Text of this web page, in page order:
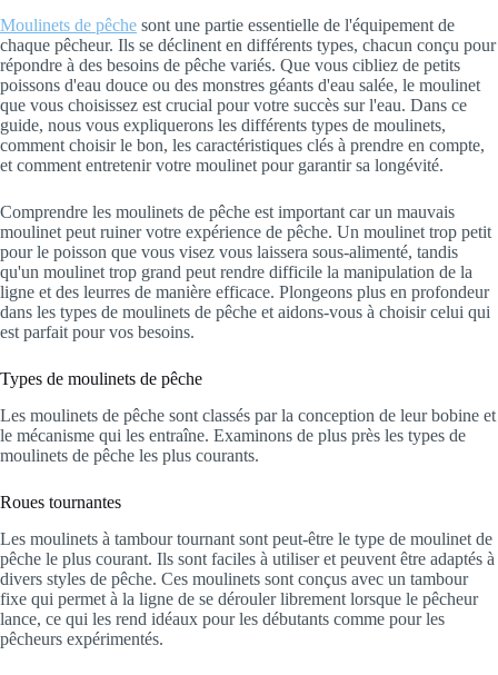
Moulinets de pêche sont une partie essentielle de l'équipement de
chaque pêcheur. Ils se déclinent en différents types, chacun conçu pour
répondre à des besoins de pêche variés. Que vous cibliez de petits
poissons d'eau douce ou des monstres géants d'eau salée, le moulinet
que vous choisissez est crucial pour votre succès sur l'eau. Dans ce
guide, nous vous expliquerons les différents types de moulinets,
comment choisir le bon, les caractéristiques clés à prendre en compte,
et comment entretenir votre moulinet pour garantir sa longévité.
Comprendre les moulinets de pêche est important car un mauvais
moulinet peut ruiner votre expérience de pêche. Un moulinet trop petit
pour le poisson que vous visez vous laissera sous-alimenté, tandis
qu'un moulinet trop grand peut rendre difficile la manipulation de la
ligne et des leurres de manière efficace. Plongeons plus en profondeur
dans les types de moulinets de pêche et aidons-vous à choisir celui qui
est parfait pour vos besoins.
Types de moulinets de pêche
Les moulinets de pêche sont classés par la conception de leur bobine et
le mécanisme qui les entraîne. Examinons de plus près les types de
moulinets de pêche les plus courants.
Roues tournantes
Les moulinets à tambour tournant sont peut-être le type de moulinet de
pêche le plus courant. Ils sont faciles à utiliser et peuvent être adaptés à
divers styles de pêche. Ces moulinets sont conçus avec un tambour
fixe qui permet à la ligne de se dérouler librement lorsque le pêcheur
lance, ce qui les rend idéaux pour les débutants comme pour les
pêcheurs expérimentés.